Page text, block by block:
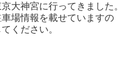
大神宮に行ってきました。
場情報を載せていますの
ください。